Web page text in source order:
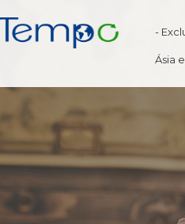
-
Ásia